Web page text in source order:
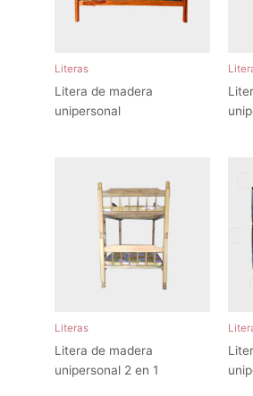
Literas
Litera de madera
unipersonal
Literas
Litera de madera
unipersonal 2 en 1